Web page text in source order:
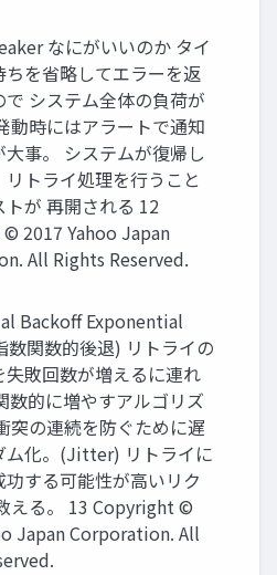
なにがいいのか タイ
ちを省略してエラーを返
システム全体の負荷が
動時にはアラートで通知
大事。 システムが復帰し
リトライ処理を行うこと
トが 再開される 12
2017 Yahoo Japan
All Rights Reserved.
Backoff Exponential
数関数的後退) リトライの
失敗回数が増えるに連れ
数的に増やすアルゴリズ
突の連続を防ぐために遅
ム化。(Jitter) リトライに
功する可能性が高いリク
える。 13 Copyright ©
Japan Corporation. All